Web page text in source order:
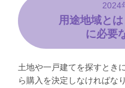
2024
用途地域と
に必要
土地や一戸建てを探すとき
ら購入を決定しなければな